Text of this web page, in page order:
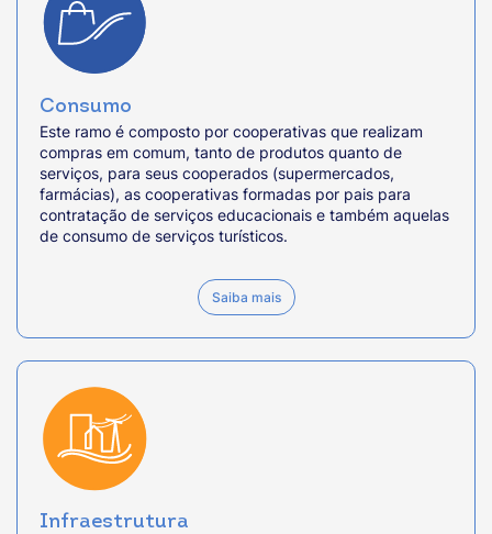
Consumo
Este ramo é composto por cooperativas que realizam
compras em comum, tanto de produtos quanto de
serviços, para seus cooperados (supermercados,
farmácias), as cooperativas formadas por pais para
contratação de serviços educacionais e também aquelas
de consumo de serviços turísticos.
Saiba mais
Infraestrutura